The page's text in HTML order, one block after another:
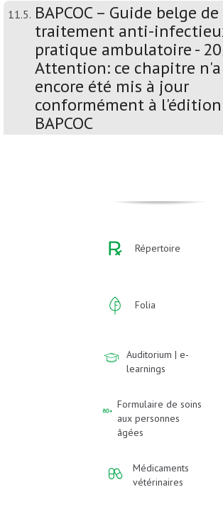
11.5. BAPCOC – Guide belge de
traitement anti-
pratique ambulatoire -
Attention: ce chapitre n'a
encore été mis à jour
conformément à
BAPCOC
Répertoire
Folia
Auditorium | e-
learnings
Formulaire de soins
aux personnes
âgées
Médicaments
vétérinaires